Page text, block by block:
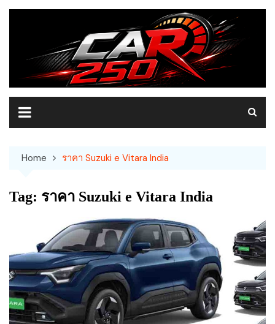
Skip
Home ราคา Suzuki e Vitara India
Tag: ราคา Suzuki e Vitara India